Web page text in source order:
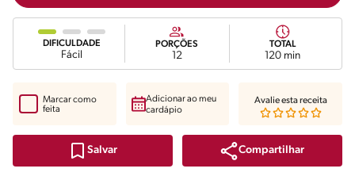
DIFICULDADE
Fácil
PORÇÕES
12
TOTAL
120 min
Salvar Compartilhar
Marcar como
feita
Adicionar ao meu
cardápio
Avalie esta receita